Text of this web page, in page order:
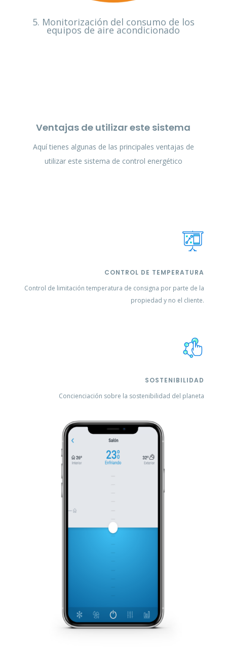
5. Monitorización del consumo de los
equipos de aire acondicionado
Ventajas de utilizar este sistema
Aquí tienes algunas de las principales ventajas de
utilizar este sistema de control energético
CONTROL DE TEMPERATURA
Control de limitación temperatura de consigna por parte de la
propiedad y no el cliente.
SOSTENIBILIDAD
Concienciación sobre la sostenibilidad del planeta